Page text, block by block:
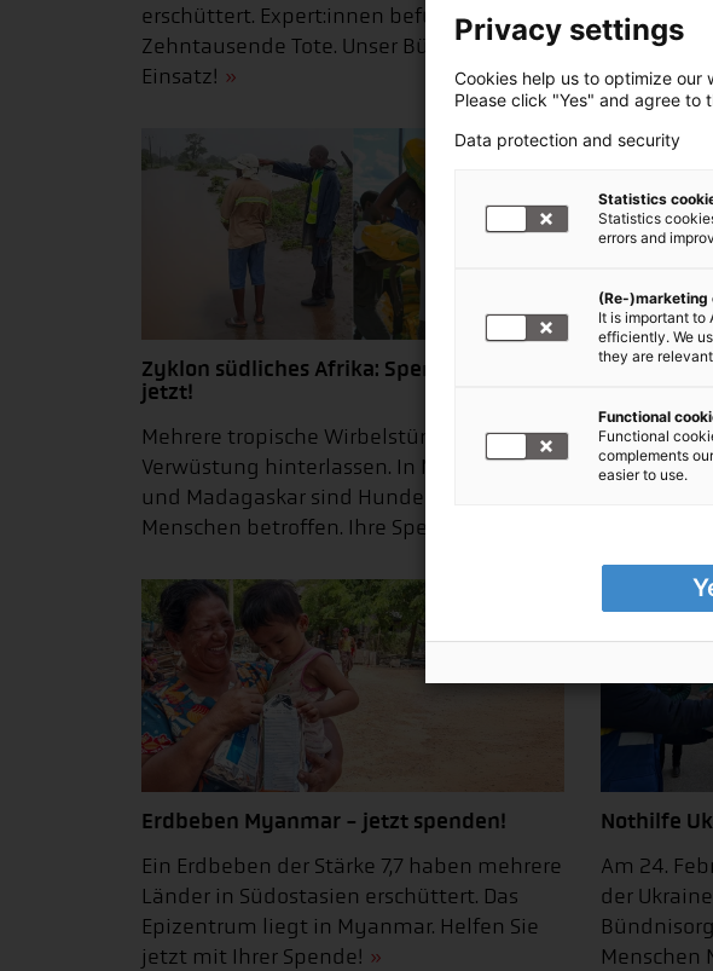
erschüttert. Expert:innen befürchten
Zehntausende Tote. Unser Bündnis ist im
Einsatz!
den
dabei!
Zyklon südliches Afrika: Spenden Sie
jetzt!
Mehrere tropische Wirbelstürme haben
Verwüstung hinterlassen. In Mosambik
und Madagaskar sind Hunderttausende
Menschen betroffen. Ihre Spende hilft!
Taifun
Ein Taifun
ein Land,
Erdbeben Myanmar - jetzt spenden!
Ein Erdbeben der Stärke 7,7 haben mehrere
Länder in Südostasien erschüttert. Das
Epizentrum liegt in Myanmar. Helfen Sie
jetzt mit Ihrer Spende!
Nothilfe
Am 24.
der
Menschen
Privacy settings
Cookies help us to optimize
Please click "Yes" and agree to
Data protection and security
Statistics
Statistics
errors and
(Re-)marketing
It is important
efficiently. We
they are
Functional
Functional
complements
easier to use.